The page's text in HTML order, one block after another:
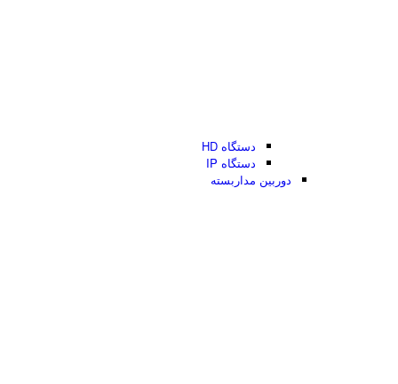
دستگاه HD
دستگاه IP
دوربین مداربسته